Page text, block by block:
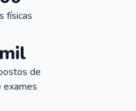
físicas
de
exames